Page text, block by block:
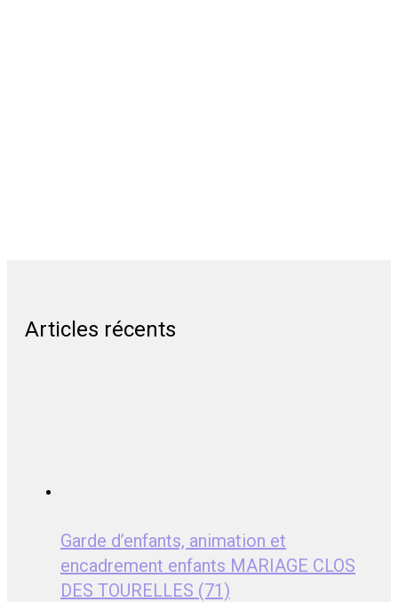
Articles récents
Garde d’enfants, animation et
encadrement enfants MARIAGE CLOS
DES TOURELLES (71)